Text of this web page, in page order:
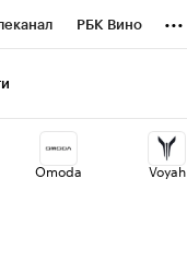
РБК Вино ...
Omoda Voyah